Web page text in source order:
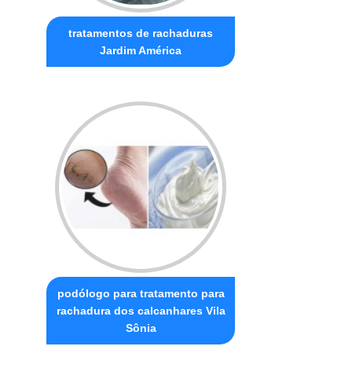
tratamentos de rachaduras
Jardim América
podólogo para tratamento para
rachadura dos calcanhares Vila
Sônia